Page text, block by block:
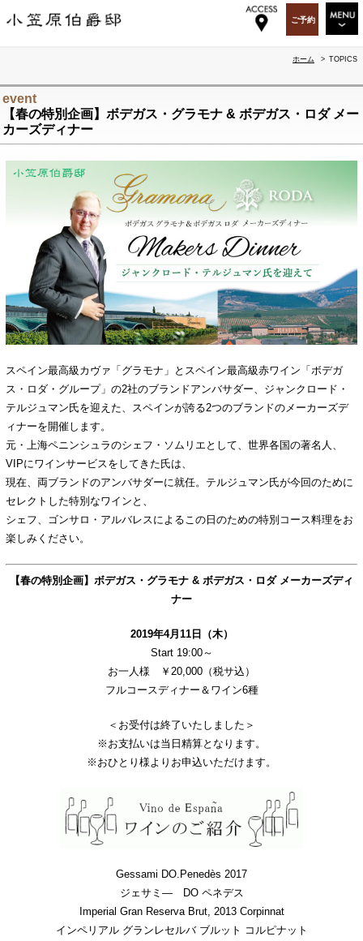
ご予約
WEDDING&PARTY
PARTY&EVENT
OGASAWARA-TEI
ABOUT US
RECRUIT
ACCESS
SITEMAP
ご予約
ホーム > TOPICS
event
【春の特別企画】ボデガス・グラモナ & ボデガス・ロダ メー
カーズディナー
スペイン最高級カヴァ「グラモナ」とスペイン最高級赤ワイン「ボデガ
ス・ロダ・グループ」の2社のブランドアンバサダー、ジャンクロード・
テルジュマン氏を迎えた、スペインが誇る2つのブランドのメーカーズデ
ィナーを開催します。
元・上海ペニンシュラのシェフ・ソムリエとして、世界各国の著名人、
VIPにワインサービスをしてきた氏は、
現在、両ブランドのアンバサダーに就任。テルジュマン氏が今回のために
セレクトした特別なワインと、
シェフ、ゴンサロ・アルバレスによるこの日のための特別コース料理をお
楽しみください。
【春の特別企画】ボデガス・グラモナ & ボデガス・ロダ メーカーズディ
ナー
2019年4月11日（木）
Start 19:00～
お一人様 ￥20,000（税サ込）
フルコースディナー＆ワイン6種
＜お受付は終了いたしました＞
※お支払いは当日精算となります。
※おひとり様よりお申込いただけます。
Gessami DO.Penedès 2017
ジェサミ― DO ペネデス
Imperial Gran Reserva Brut, 2013 Corpinnat
インペリアル グランレセルバ ブルット コルピナット